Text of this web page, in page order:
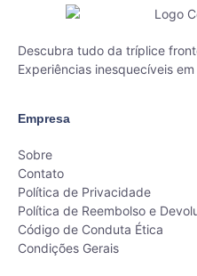
Descubra tudo da tríplice
Experiências inesquecíveis
Empresa
Sobre
Contato
Política de Privacidade
Política de Reembolso e
Código de Conduta Ética
Condições Gerais